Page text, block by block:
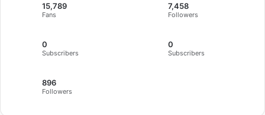
15,789
Fans
7,458
Followers
0
Subscribers
0
Subscribers
896
Followers